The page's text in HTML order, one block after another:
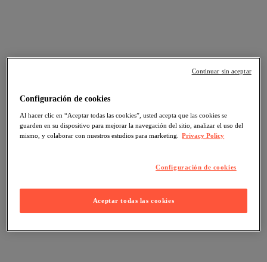
Configuración de cookies
Al hacer clic en “Aceptar todas las cookies”, usted acepta que las cookies se
guarden en su dispositivo para mejorar la navegación del sitio, analizar el uso del
mismo, y colaborar con nuestros estudios para marketing. Privacy Policy
Configuración de cookies
Aceptar todas las cookies
Continuar sin aceptar